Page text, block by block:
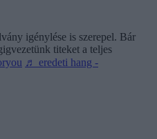
igénylése is szerepel. Bár
titeket a teljes
♬ eredeti hang -